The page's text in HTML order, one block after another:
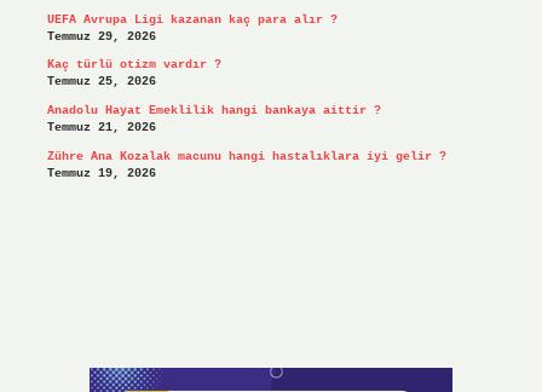
UEFA Avrupa Ligi kazanan kaç para alır ?
Temmuz 29, 2026
Kaç türlü otizm vardır ?
Temmuz 25, 2026
Anadolu Hayat Emeklilik hangi bankaya aittir ?
Temmuz 21, 2026
Zühre Ana Kozalak macunu hangi hastalıklara iyi gelir ?
Temmuz 19, 2026